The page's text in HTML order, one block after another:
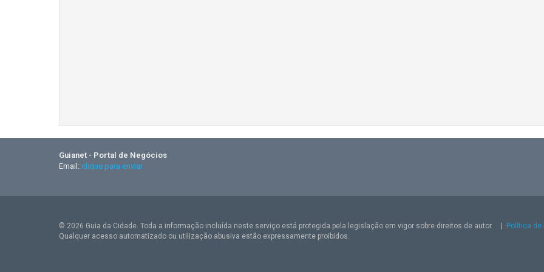
Guianet - Portal de Negócios
Email: clique para enviar
© 2026 Guia da Cidade. Toda a informação incluída neste serviço está protegida pela legislação em vigor sobre direitos de autor.
Política de
Qualquer acesso automatizado ou utilização abusiva estão expressamente proibidos.